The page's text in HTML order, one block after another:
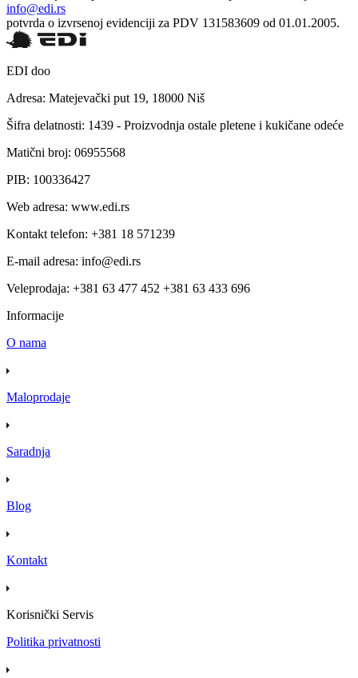
info@edi.rs
potvrda o izvrsenoj evidenciji za PDV 131583609 od 01.01.2005.
EDI doo
Adresa: Matejevački put 19, 18000 Niš
Šifra delatnosti: 1439 - Proizvodnja ostale pletene i kukičane odeće
Matični broj: 06955568
PIB: 100336427
Web adresa: www.edi.rs
Kontakt telefon: +381 18 571239
E-mail adresa: info@edi.rs
Veleprodaja: +381 63 477 452 +381 63 433 696
Informacije
O nama
Maloprodaje
Saradnja
Blog
Kontakt
Korisnički Servis
Politika privatnosti